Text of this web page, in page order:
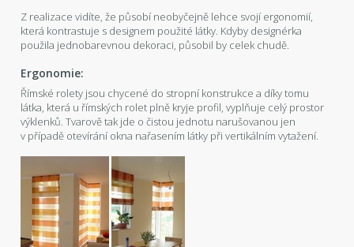
Z realizace vidíte, že působí neobyčejně lehce svojí ergonomií,
která kontrastuje s designem použité látky. Kdyby designérka
použila jednobarevnou dekoraci, působil by celek chudě.
Ergonomie:
Římské rolety jsou chycené do stropní konstrukce a díky tomu
látka, která u římských rolet plně kryje profil, vyplňuje celý prostor
výklenků. Tvarově tak jde o čistou jednotu narušovanou jen
v případě otevírání okna nařasením látky při vertikálním vytažení.